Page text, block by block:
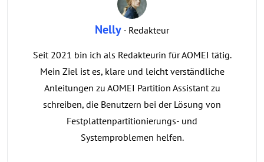
Nelly · Redakteur
Seit 2021 bin ich als Redakteurin für AOMEI tätig.
Mein Ziel ist es, klare und leicht verständliche
Anleitungen zu AOMEI Partition Assistant zu
schreiben, die Benutzern bei der Lösung von
Festplattenpartitionierungs- und
Systemproblemen helfen.